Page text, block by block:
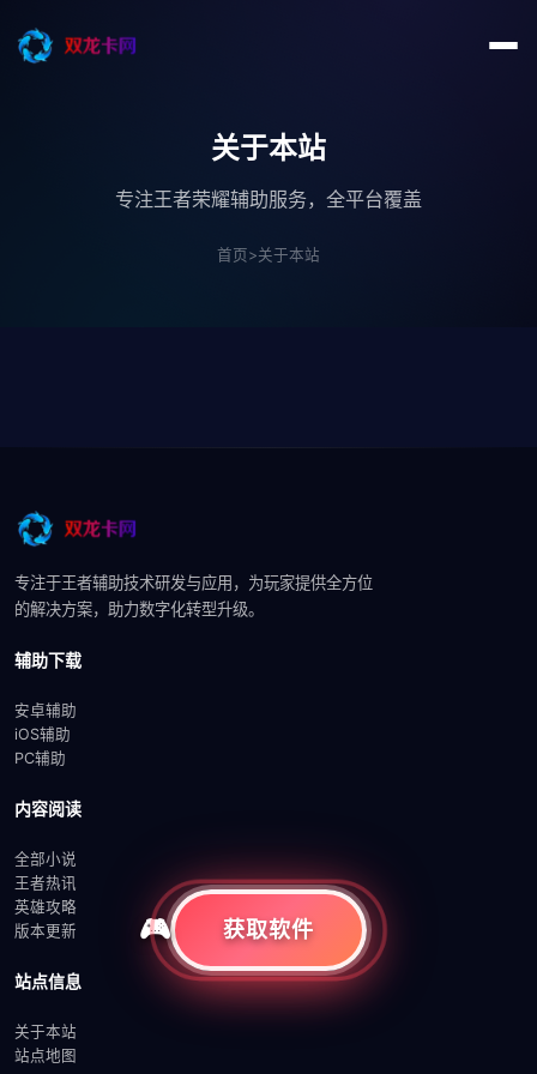
关于本站
专注王者荣耀辅助服务，全平台覆盖
首页>关于本站
专注于王者辅助技术研发与应用，为玩家提供全方位
的解决方案，助力数字化转型升级。
辅助下载
安卓辅助
iOS辅助
PC辅助
内容阅读
全部小说
王者热讯
英雄攻略
版本更新
站点信息
关于本站
站点地图
获取软件